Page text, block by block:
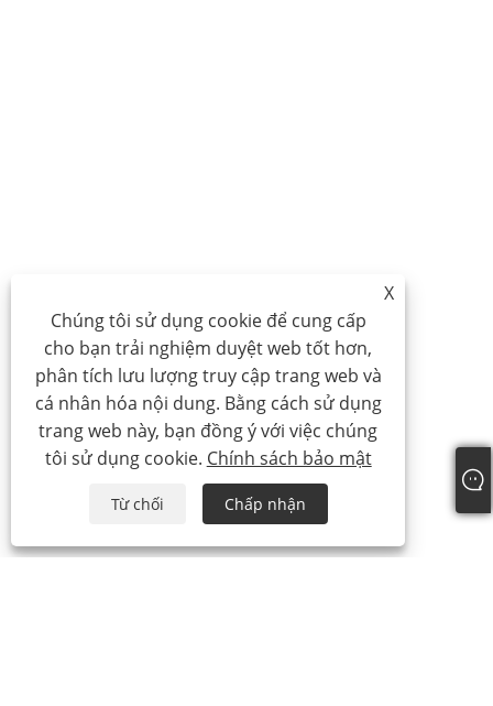
X
Chúng tôi sử dụng cookie để cung cấp
cho bạn trải nghiệm duyệt web tốt hơn,
phân tích lưu lượng truy cập trang web và
cá nhân hóa nội dung. Bằng cách sử dụng
trang web này, bạn đồng ý với việc chúng
tôi sử dụng cookie. Chính sách bảo mật
Từ chối Chấp nhận